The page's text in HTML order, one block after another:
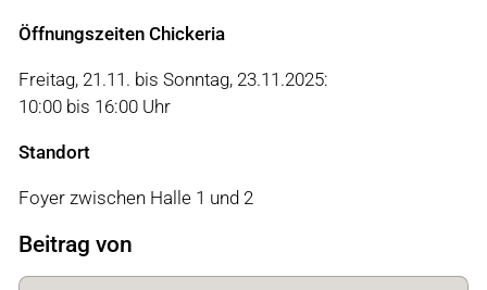
Öffnungszeiten Chickeria
Freitag, 21.11. bis Sonntag, 23.11.2025:
10:00 bis 16:00 Uhr
Standort
Foyer zwischen Halle 1 und 2
Beitrag von